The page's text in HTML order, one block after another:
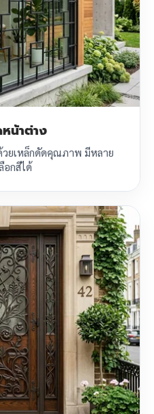
น้าต่าง
ยเหล็กดัดคุณภาพ มีหลาย
อกสีได้